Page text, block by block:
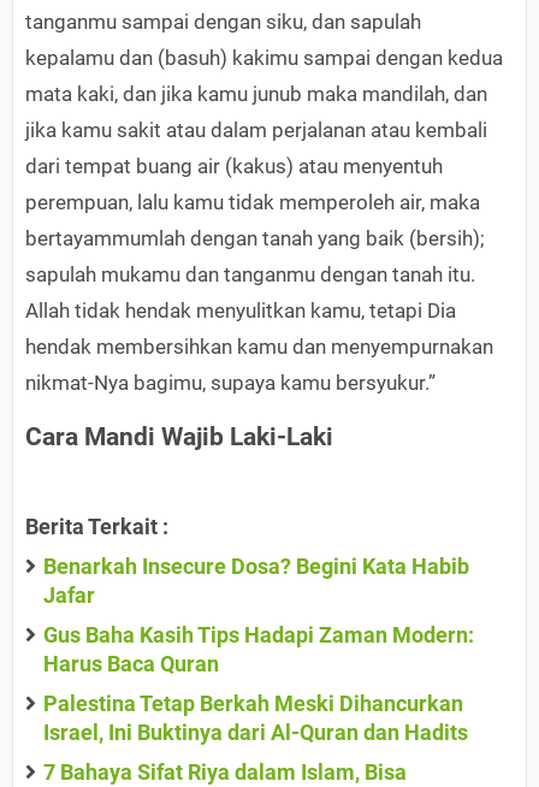
tanganmu sampai dengan siku, dan sapulah
kepalamu dan (basuh) kakimu sampai dengan kedua
mata kaki, dan jika kamu junub maka mandilah, dan
jika kamu sakit atau dalam perjalanan atau kembali
dari tempat buang air (kakus) atau menyentuh
perempuan, lalu kamu tidak memperoleh air, maka
bertayammumlah dengan tanah yang baik (bersih);
sapulah mukamu dan tanganmu dengan tanah itu.
Allah tidak hendak menyulitkan kamu, tetapi Dia
hendak membersihkan kamu dan menyempurnakan
nikmat-Nya bagimu, supaya kamu bersyukur.”
Cara Mandi Wajib Laki-Laki
Berita Terkait :
Benarkah Insecure Dosa? Begini Kata Habib
Jafar
Gus Baha Kasih Tips Hadapi Zaman Modern:
Harus Baca Quran
Palestina Tetap Berkah Meski Dihancurkan
Israel, Ini Buktinya dari Al-Quran dan Hadits
7 Bahaya Sifat Riya dalam Islam, Bisa